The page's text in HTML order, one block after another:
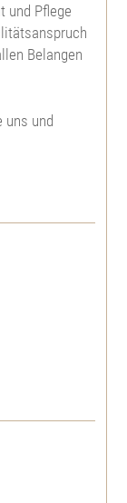
und Pflege
Belangen
uns und